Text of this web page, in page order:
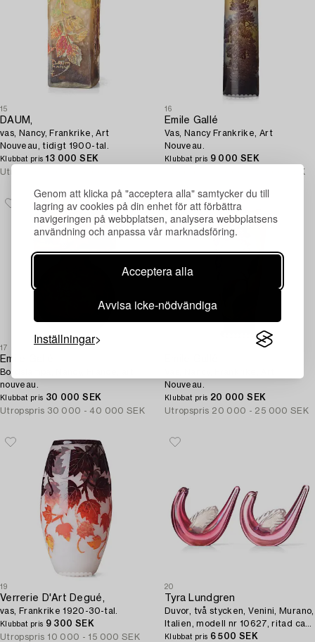
Genom att klicka på "acceptera alla" samtycker du till
lagring av cookies på din enhet för att förbättra
navigeringen på webbplatsen, analysera webbplatsens
användning och anpassa vår marknadsföring.
Acceptera alla
Avvisa icke-nödvändiga
Inställningar
15
DAUM,
vas, Nancy, Frankrike, Art
Nouveau, tidigt 1900-tal.
Klubbat pris 13 000 SEK
Utropspris
16
Emile Gallé
Vas, Nancy Frankrike, Art
Nouveau.
Klubbat pris 9 000 SEK
10 000 - 12 000 SEK
17
Emile Gallé
Bordslampa, Nancy, France, art
nouveau.
Klubbat pris 30 000 SEK
Utropspris 30 000 - 40 000 SEK
Nouveau.
Klubbat pris 20 000 SEK
Utropspris 20 000 - 25 000 SEK
19
Verrerie D'Art Degué,
vas, Frankrike 1920-30-tal.
Klubbat pris 9 300 SEK
Utropspris 10 000 - 15 000 SEK
20
Tyra Lundgren
Duvor, två stycken, Venini, Murano,
Italien, modell nr 10627, ritad ca
1938.
Klubbat pris 6 500 SEK